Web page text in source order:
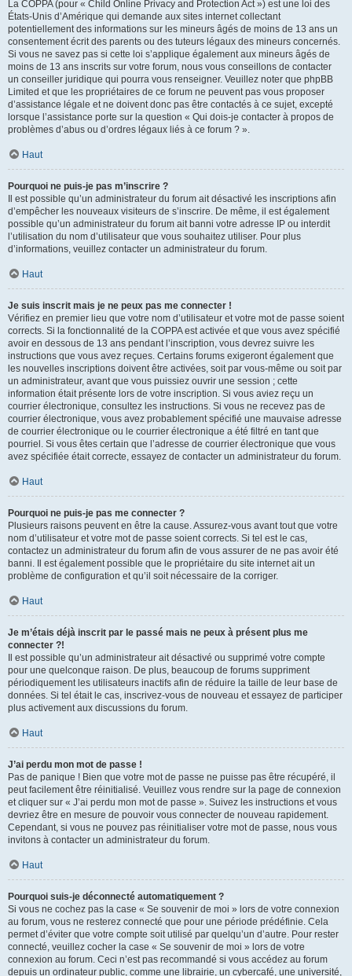
La COPPA (pour « Child Online Privacy and Protection Act ») est une loi des
États-Unis d’Amérique qui demande aux sites internet collectant
potentiellement des informations sur les mineurs âgés de moins de 13 ans un
consentement écrit des parents ou des tuteurs légaux des mineurs concernés.
Si vous ne savez pas si cette loi s’applique également aux mineurs âgés de
moins de 13 ans inscrits sur votre forum, nous vous conseillons de contacter
un conseiller juridique qui pourra vous renseigner. Veuillez noter que phpBB
Limited et que les propriétaires de ce forum ne peuvent pas vous proposer
d’assistance légale et ne doivent donc pas être contactés à ce sujet, excepté
lorsque l’assistance porte sur la question « Qui dois-je contacter à propos de
problèmes d’abus ou d’ordres légaux liés à ce forum ? ».
Haut
Pourquoi ne puis-je pas m’inscrire ?
Il est possible qu’un administrateur du forum ait désactivé les inscriptions afin
d’empêcher les nouveaux visiteurs de s’inscrire. De même, il est également
possible qu’un administrateur du forum ait banni votre adresse IP ou interdit
l’utilisation du nom d’utilisateur que vous souhaitez utiliser. Pour plus
d’informations, veuillez contacter un administrateur du forum.
Haut
Je suis inscrit mais je ne peux pas me connecter !
Vérifiez en premier lieu que votre nom d’utilisateur et votre mot de passe soient
corrects. Si la fonctionnalité de la COPPA est activée et que vous avez spécifié
avoir en dessous de 13 ans pendant l’inscription, vous devrez suivre les
instructions que vous avez reçues. Certains forums exigeront également que
les nouvelles inscriptions doivent être activées, soit par vous-même ou soit par
un administrateur, avant que vous puissiez ouvrir une session ; cette
information était présente lors de votre inscription. Si vous aviez reçu un
courrier électronique, consultez les instructions. Si vous ne recevez pas de
courrier électronique, vous avez probablement spécifié une mauvaise adresse
de courrier électronique ou le courrier électronique a été filtré en tant que
pourriel. Si vous êtes certain que l’adresse de courrier électronique que vous
avez spécifiée était correcte, essayez de contacter un administrateur du forum.
Haut
Pourquoi ne puis-je pas me connecter ?
Plusieurs raisons peuvent en être la cause. Assurez-vous avant tout que votre
nom d’utilisateur et votre mot de passe soient corrects. Si tel est le cas,
contactez un administrateur du forum afin de vous assurer de ne pas avoir été
banni. Il est également possible que le propriétaire du site internet ait un
problème de configuration et qu’il soit nécessaire de la corriger.
Haut
Je m’étais déjà inscrit par le passé mais ne peux à présent plus me
connecter ?!
Il est possible qu’un administrateur ait désactivé ou supprimé votre compte
pour une quelconque raison. De plus, beaucoup de forums suppriment
périodiquement les utilisateurs inactifs afin de réduire la taille de leur base de
données. Si tel était le cas, inscrivez-vous de nouveau et essayez de participer
plus activement aux discussions du forum.
Haut
J’ai perdu mon mot de passe !
Pas de panique ! Bien que votre mot de passe ne puisse pas être récupéré, il
peut facilement être réinitialisé. Veuillez vous rendre sur la page de connexion
et cliquer sur « J’ai perdu mon mot de passe ». Suivez les instructions et vous
devriez être en mesure de pouvoir vous connecter de nouveau rapidement.
Cependant, si vous ne pouvez pas réinitialiser votre mot de passe, nous vous
invitons à contacter un administrateur du forum.
Haut
Pourquoi suis-je déconnecté automatiquement ?
Si vous ne cochez pas la case « Se souvenir de moi » lors de votre connexion
au forum, vous ne resterez connecté que pour une période prédéfinie. Cela
permet d’éviter que votre compte soit utilisé par quelqu’un d’autre. Pour rester
connecté, veuillez cocher la case « Se souvenir de moi » lors de votre
connexion au forum. Ceci n’est pas recommandé si vous accédez au forum
depuis un ordinateur public, comme une librairie, un cybercafé, une université,